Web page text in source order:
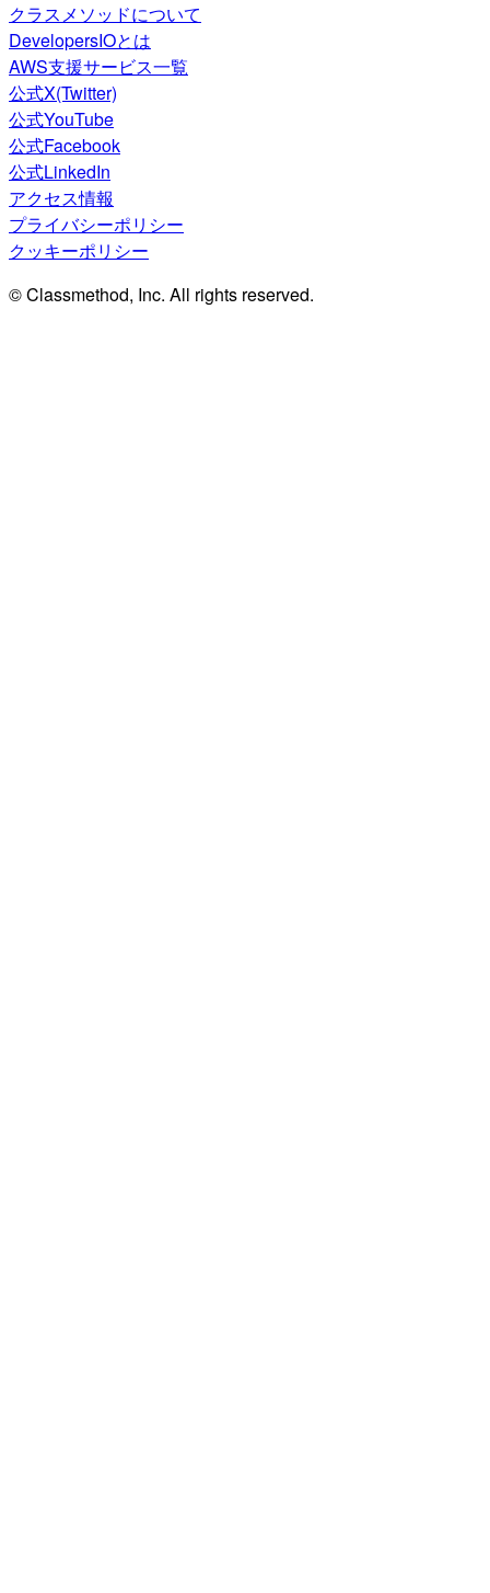
クラスメソッドについて
DevelopersIOとは
AWS支援サービス一覧
公式X(Twitter)
公式YouTube
公式Facebook
公式LinkedIn
アクセス情報
プライバシーポリシー
クッキーポリシー
© Classmethod, Inc. All rights reserved.